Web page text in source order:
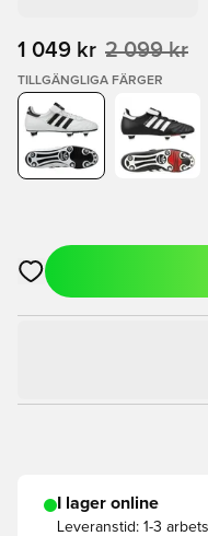
1 049 kr 2 099 kr
TILLGÄNGLIGA FÄRGER
Öppnar en Modal för
I lager online
Leveranstid: 1-3